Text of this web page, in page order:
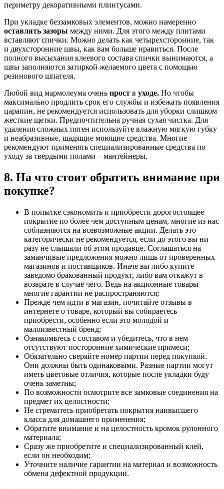
периметру декоративными плинтусами.
При укладке беззамковых элементов, можно намеренно
оставлять зазоры между ними. Для этого между плитами
вставляют спички. Можно делать как четырехсторонние, так
и двухсторонние швы, как вам больше нравиться. После
полного высыхания клеевого состава спички вынимаются, а
швы заполняются затиркой желаемого цвета с помощью
резинового шпателя.
Любой вид мармолеума очень прост в уходе. Но чтобы
максимально продлить срок его службы и избежать появления
царапин, не рекомендуется использовать для уборки слишком
жесткие щетки. Предпочтительна ручная сухая чистка. Для
удаления сложных пятен используйте влажную мягкую губку
и неабразивные, щадящие моющие средства. Многие
рекомендуют применять специализированные средства по
уходу за твердыми полами – мантейнеры.
8. На что стоит обратить внимание при
покупке?
В попытке сэкономить и приобрести дорогостоящее
покрытие по более чем доступным ценам, многие из нас
соблазняются на всевозможные акции. Делать это
категорически не рекомендуется, если до этого вы ни
разу не слышали об этом продавце. Соглашаться на
заманчивые предложения можно лишь от проверенных
магазинов и поставщиков. Иначе вы либо купите
заведомо бракованный продукт, либо вам откажут в
возврате в случае чего. Ведь на акционные товары
многие гарантии не распространяются;
Прежде чем идти в магазин, почитайте отзывы в
интернете о товаре, который вы собираетесь
приобрести, особенно если это молодой и
малоизвестный бренд;
Ознакомьтесь с составом и убедитесь, что в нем
отсутствуют посторонние химические примеси;
Обязательно сверяйте номер партии перед покупкой.
Они должны быть одинаковыми. Разные партии могут
иметь цветовые отличия, которые после укладки буду
очень заметны;
По возможности осмотрите все замковые соединения на
предмет их целостности;
Не стремитесь приобретать покрытия наивысшего
класса для домашнего применения;
Обратите внимание и на целостность кромок рулонного
материала;
Сразу же приобретите и специализированный клей,
если он необходим;
Уточните наличие гарантии на материал и возможность
обмена дефектной продукции.